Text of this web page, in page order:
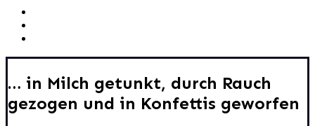
… in Milch getunkt, durch Rauch
gezogen und in Konfettis geworfen